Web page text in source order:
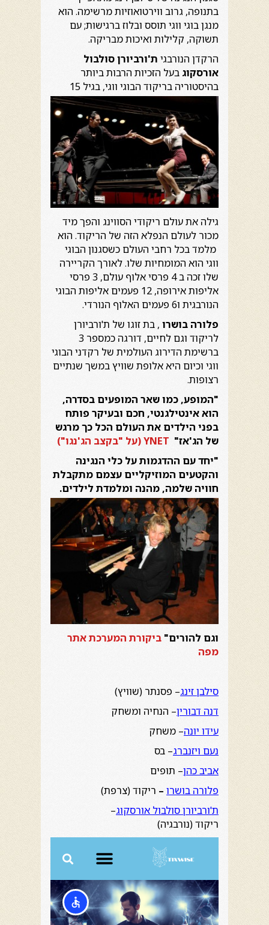
בתנופה, גרוב ווירטואוזיות מרשימה. הוא
מנגן בוגי ווגי תוסס ובלוז ברגישות; עם
תשוקה, קלילות ואיכות מבריקה.
הרקדן הנורבגי ת'ורביורן סולבול
אורסקוג בעל הזכיות הרבות ביותר
בהיסטוריה בריקוד
הבוגי ווגי, בגיל 15
גילה את עולם ריקודי הסווינג והפך מיד
מכור לעולם הנפלא הזה של הריקוד. הוא
מלמד בכל רחבי העולם כשסגנון הבוגי
ווגי הוא המומחיות שלו. לאורך הקריירה
שלו זכה ב 4 פרסי אלוף עולם, 3 פרסי
אליפות אירופה, 12 פעמים אליפות הבוגי
הנורבגית ו6 פעמים האלוף הנורדי.
פלורה בושרו , בת זוגו של ת'ורביורן
לריקוד וגם לחיים, דורגה כמספר 3
ברשימת הדירוג העולמית של רקדני הבוגי
ווגי וכיום היא אלופת שוויץ במשך שנתיים
רצופות.
"המופע, כמו שאר המופעים בסדרה,
הוא אינטילגנטי, חכם ובעיקר פותח
בפני הילדים את העולם הכל כך מרגש
של הג'אז"
"יחד עם ההדגמות על כלי הנגינה
והקטעים המוזיקליים עצמם מתקבלת
חוויה שלמה, מהנה ומלמדת לילדים.
וגם להורים" ביקורת המערכת אתר
מפה
סילבן זינג– פסנתר (שוויץ)
דנה דבורין– הנחיה ומשחק
עידו יונה– משחק
נעם ויזנברג– בס
אביב כהן– תופים
פלורה בושרו – ריקוד (צרפת)
ת'ורביורן סולבול אורסקוג–
ריקוד (נורבגיה)